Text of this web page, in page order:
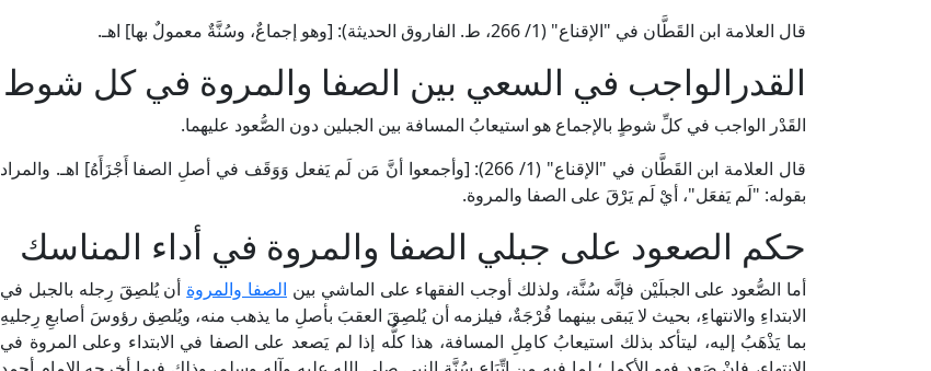
قال العلامة ابن القَطَّان في "الإقناع" (1/ 266، ط. الفاروق الحديثة): [وهو إجماعٌ، وسُنَّةٌ معمولٌ بها] اهـ.
القدرالواجب في السعي بين الصفا والمروة في كل شوط
القَدْر الواجب في كلِّ شوطٍ بالإجماع هو استيعابُ المسافة بين الجبلين دون الصُّعود عليهما.
قال العلامة ابن القَطَّان في "الإقناع" (1/ 266): [وأجمعوا أنَّ مَن لَم يَفعل وَوَقَف في أصلِ الصفا أَجْزَأَهُ] اهـ. والمراد
بقوله: "لَم يَفعَل"، أيْ لَم يَرْقَ على الصفا والمروة.
حكم الصعود على جبلي الصفا والمروة في أداء المناسك
أما الصُّعود على الجبلَيْن فإنَّه سُنَّة، ولذلك أوجب الفقهاء على الماشي بين الصفا والمروة أن يُلصِقَ رِجله بالجبل في
الابتداءِ والانتهاءِ، بحيث لا يَبقى بينهما فُرْجَةٌ، فيلزمه أن يُلصِقَ العقبَ بأصلِ ما يذهب منه، ويُلصِق رؤوسَ أصابعِ رِجليهِ
بما يَذْهَبُ إليه، ليتأكد بذلك استيعابُ كامِلِ المسافة، هذا كلُّه إذا لم يَصعد على الصفا في الابتداء وعلى المروة في